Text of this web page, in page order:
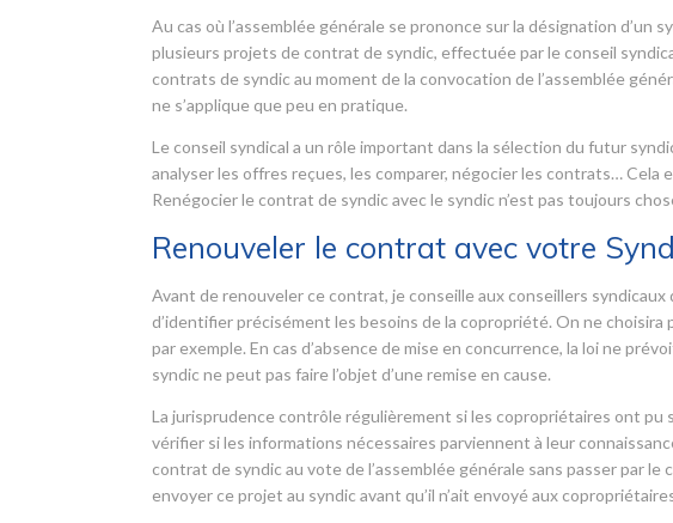
Au cas où l’assemblée générale se prononce sur la désignation d’un
plusieurs projets de contrat de syndic, effectuée par le conseil
contrats de syndic au moment de la convocation de l’assemblée
ne s’applique que peu en pratique.
Le conseil syndical a un rôle important dans la sélection du futur
analyser les offres reçues, les comparer, négocier les contrats… Cela
Renégocier le contrat de syndic avec le syndic n’est pas toujours
Renouveler le contrat avec votre
Avant de renouveler ce contrat, je conseille aux conseillers
d’identifier précisément les besoins de la copropriété. On ne choisira
par exemple. En cas d’absence de mise en concurrence, la loi ne
syndic ne peut pas faire l’objet d’une remise en cause.
La jurisprudence contrôle régulièrement si les copropriétaires ont
vérifier si les informations nécessaires parviennent à leur
contrat de syndic au vote de l’assemblée générale sans passer par
envoyer ce projet au syndic avant qu’il n’ait envoyé aux